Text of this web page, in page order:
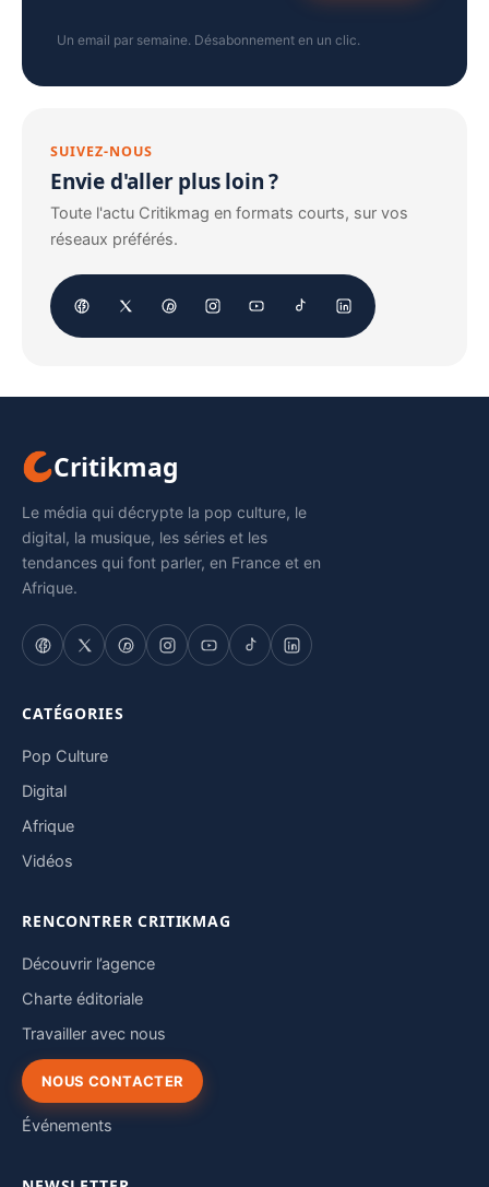
Un email par semaine. Désabonnement en un clic.
SUIVEZ-NOUS
Envie d'aller plus loin ?
Toute l'actu Critikmag en formats courts, sur vos
réseaux préférés.
Critikmag
Le média qui décrypte la pop culture, le
digital, la musique, les séries et les
tendances qui font parler, en France et en
Afrique.
CATÉGORIES
Pop Culture
Digital
Afrique
Vidéos
RENCONTRER CRITIKMAG
Découvrir l’agence
Charte éditoriale
Travailler avec nous
NOUS CONTACTER
Événements